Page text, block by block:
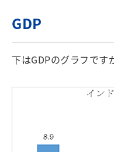
GDP
下はGDPのグラフです